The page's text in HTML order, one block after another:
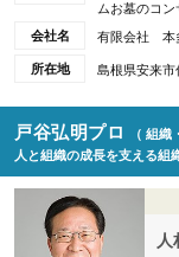
ムお墓のコン
会社名
有限会社 本
所在地 島根県安来市
戸谷弘明プロ
（ 組織
人と組織の成長を支える組